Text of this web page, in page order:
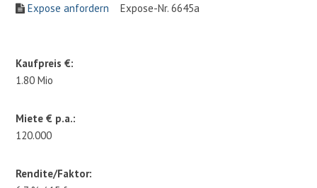
Expose anfordern Expose-Nr. 6645a
Kaufpreis €:
1.80 Mio
Miete € p.a.:
120.000
Rendite/Faktor: